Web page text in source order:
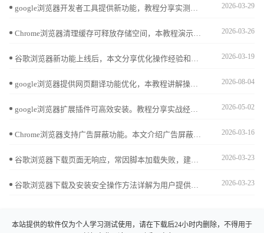
2026-03-29
2026-03-26
2026-03-19
2026-08-04
2026-05-02
2026-03-16
2026-03-23
2026-03-23
本站提供的软件仅为个人学习测试使用，请在下载后24小时内删除，不得用于